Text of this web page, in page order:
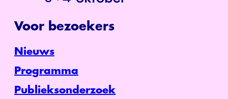
Voor bezoekers
Nieuws
Programma
Publieksonderzoek